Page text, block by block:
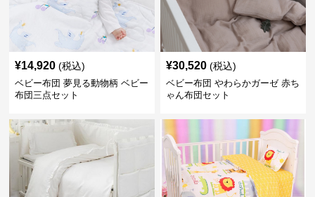
¥14,920 (税込)
ベビー布団 夢見る動物柄 ベビー
布団三点セット
¥30,520 (税込)
ベビー布団 やわらかガーゼ 赤ち
ゃん布団セット